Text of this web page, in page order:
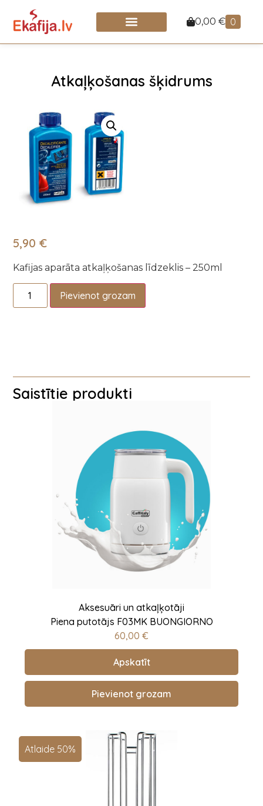
0,00€ 0
Atkaļķošanas šķidrums
5,90€
Kafijas aparāta atkaļķošanas līdzeklis – 250ml
Pievienot grozam
Saistītie produkti
Aksesuāri un atkaļķotāji
Piena putotājs F03MK BUONGIORNO
60,00 €
Apskatīt
Pievienot grozam
Atlaide 50%